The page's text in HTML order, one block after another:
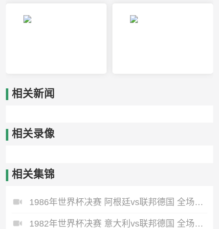
相关新闻
相关录像
相关集锦
1986年世界杯决赛 阿根廷vs联邦德国 全场高清录像回放
1982年世界杯决赛 意大利vs联邦德国 全场高清录像回放